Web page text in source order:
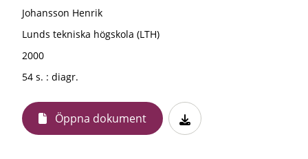
Johansson Henrik
Lunds tekniska högskola (LTH)
2000
54 s. : diagr.
Öppna dokument